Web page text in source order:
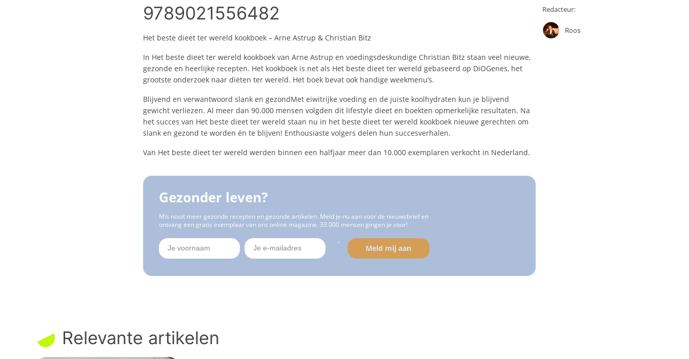
9789021556482
Het beste dieet ter wereld kookboek – Arne Astrup & Christian Bitz
In Het beste dieet ter wereld kookboek van Arne Astrup en voedingsdeskundige Christian Bitz staan veel nieuwe,
gezonde en heerlijke recepten. Het kookboek is net als Het beste dieet ter wereld gebaseerd op DiOGenes, het
grootste onderzoek naar diëten ter wereld. Het boek bevat ook handige weekmenu’s.
Blijvend en verwantwoord slank en gezondMet eiwitrijke voeding en de juiste koolhydraten kun je blijvend
gewicht verliezen. Al meer dan 90.000 mensen volgden dit lifestyle dieet en boekten opmerkelijke resultaten. Na
het succes van Het beste dieet ter wereld staan nu in het beste dieet ter wereld kookboek nieuwe gerechten om
slank en gezond te worden én te blijven! Enthousiaste volgers delen hun succesverhalen.
Van Het beste dieet ter wereld werden binnen een halfjaar meer dan 10.000 exemplaren verkocht in Nederland.
Gezonder leven?
Mis nooit meer gezonde recepten en gezonde artikelen. Meld je nu aan voor de nieuwsbrief en
ontvang een gratis exemplaar van ons online magazine. 33.000 mensen gingen je voor!
Redacteur:
Roos
Relevante artikelen